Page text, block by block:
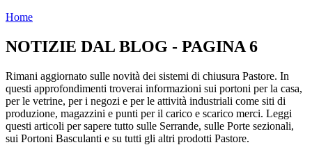
Home
NOTIZIE DAL BLOG - PAGINA 6
Rimani aggiornato sulle novità dei sistemi di chiusura Pastore. In
questi approfondimenti troverai informazioni sui portoni per la casa,
per le vetrine, per i negozi e per le attività industriali come siti di
produzione, magazzini e punti per il carico e scarico merci. Leggi
questi articoli per sapere tutto sulle Serrande, sulle Porte sezionali,
sui Portoni Basculanti e su tutti gli altri prodotti Pastore.